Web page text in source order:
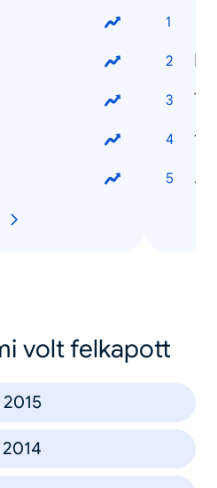
하
volt felkapott
2015
2014